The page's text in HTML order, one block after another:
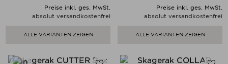
Preise inkl. ges. MwSt.
absolut versandkostenfrei
ALLE VARIANTEN ZEIGEN
Preise inkl. ges. MwSt.
absolut versandkostenfrei
ALLE VARIANTEN ZEIGEN